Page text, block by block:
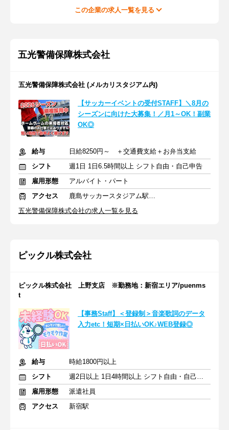
この企業の求人一覧を見る
五光警備保障株式会社
五光警備保障株式会社 (メルカリスタジアム内)
【サッカーイベントの受付STAFF】＼8月の
シーズンに向けた大募集！／月1～OK！副業
OK◎
給与
日給8250円～ ＋交通費支給＋お弁当支給
シフト
週1日 1日6.5時間以上 シフト自由・自己申告
雇用形態
アルバイト・パート
アクセス
鹿島サッカースタジアム駅 徒歩14分
五光警備保障株式会社の求人一覧を見る
ピックル株式会社
ピックル株式会社 上野支店 ※勤務地：新宿エリア/puenms
t
【事務Staff】＜登録制＞音楽歌詞のデータ
入力etc！短期×日払いOK♪WEB登録◎
給与
時給1800円以上
シフト
週2日以上 1日4時間以上 シフト自由・自己申告
雇用形態
派遣社員
アクセス
新宿駅